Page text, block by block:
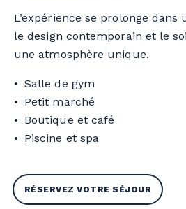
L’expérience se prolonge
le design contemporain et le
une atmosphère unique.
Salle de gym
Petit marché
Boutique et café
Piscine et spa
RÉSERVEZ VOTRE SÉJOUR